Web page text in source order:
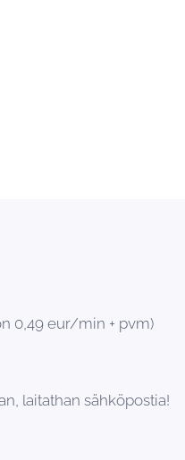
0,49 eur/min + pvm)
laitathan sähköpostia!